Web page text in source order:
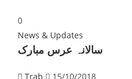
0
News & Updates
سالانہ عرس مبارک
Trab
15/10/2018